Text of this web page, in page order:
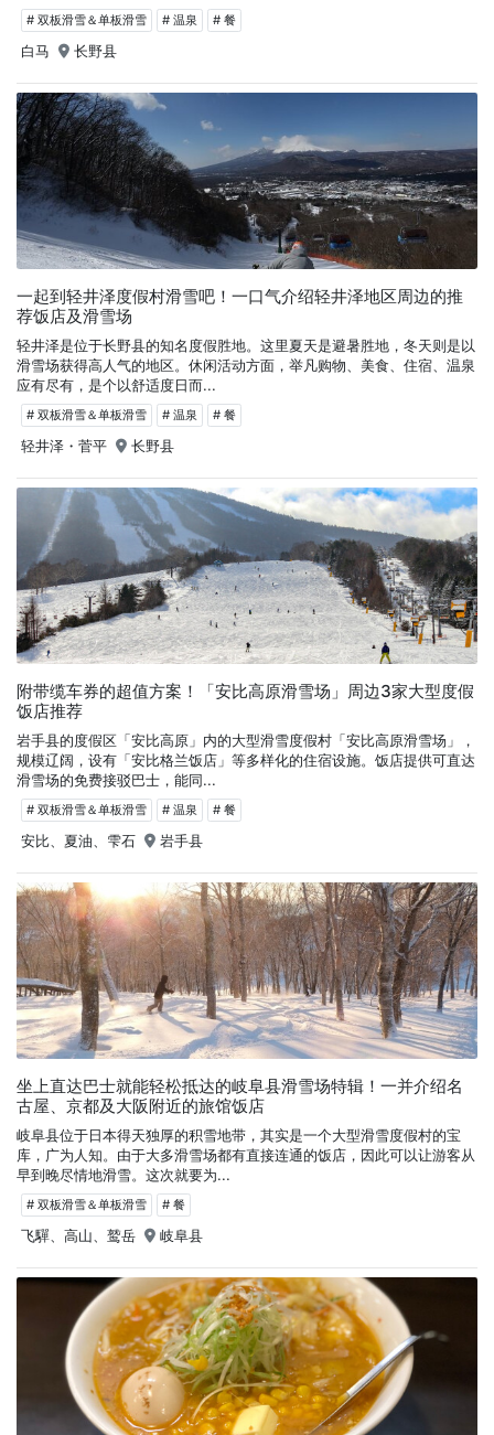
# 双板滑雪＆单板滑雪 # 温泉 # 餐
白马 长野县
一起到轻井泽度假村滑雪吧！一口气介绍轻井泽地区周边的推
荐饭店及滑雪场
轻井泽是位于长野县的知名度假胜地。这里夏天是避暑胜地，冬天则是以
滑雪场获得高人气的地区。休闲活动方面，举凡购物、美食、住宿、温泉
应有尽有，是个以舒适度日而...
# 双板滑雪＆单板滑雪 # 温泉 # 餐
轻井泽・菅平 长野县
附带缆车券的超值方案！「安比高原滑雪场」周边3家大型度假
饭店推荐
岩手县的度假区「安比高原」内的大型滑雪度假村「安比高原滑雪场」，
规模辽阔，设有「安比格兰饭店」等多样化的住宿设施。饭店提供可直达
滑雪场的免费接驳巴士，能同...
# 双板滑雪＆单板滑雪 # 温泉 # 餐
安比、夏油、雫石 岩手县
坐上直达巴士就能轻松抵达的岐阜县滑雪场特辑！一并介绍名
古屋、京都及大阪附近的旅馆饭店
岐阜县位于日本得天独厚的积雪地带，其实是一个大型滑雪度假村的宝
库，广为人知。由于大多滑雪场都有直接连通的饭店，因此可以让游客从
早到晚尽情地滑雪。这次就要为...
# 双板滑雪＆单板滑雪 # 餐
飞驒、高山、鹫岳 岐阜县